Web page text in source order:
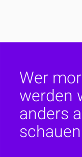
Wer
werden
anders
schauen